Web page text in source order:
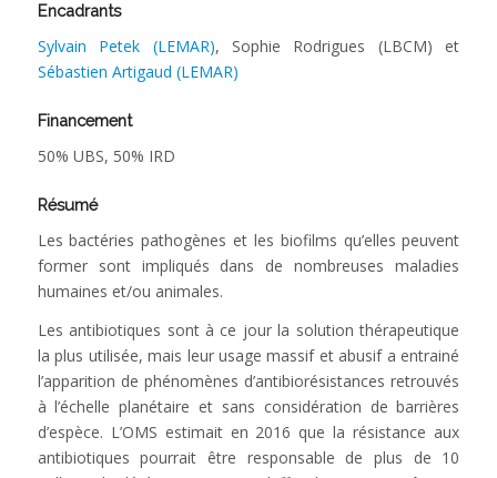
Encadrants
Sylvain Petek (LEMAR), Sophie Rodrigues (LBCM) et
Sébastien Artigaud (LEMAR)
Financement
50% UBS, 50% IRD
Résumé
Les bactéries pathogènes et les biofilms qu’elles peuvent
former sont impliqués dans de nombreuses maladies
humaines et/ou animales.
Les antibiotiques sont à ce jour la solution thérapeutique
la plus utilisée, mais leur usage massif et abusif a entrainé
l’apparition de phénomènes d’antibiorésistances retrouvés
à l’échelle planétaire et sans considération de barrières
d’espèce. L’OMS estimait en 2016 que la résistance aux
antibiotiques pourrait être responsable de plus de 10